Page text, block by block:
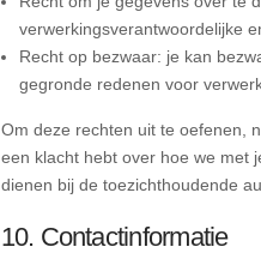
verwerkingsverantwoordelijke
Recht op bezwaar: je kan
gegronde redenen voor
Om deze rechten uit te oefenen,
een klacht hebt over hoe we met
dienen bij de toezichthoudende
10. Contactinformatie